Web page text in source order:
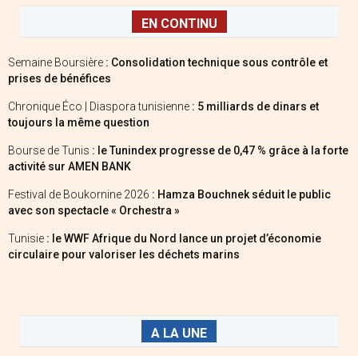
EN CONTINU
Semaine Boursière : Consolidation technique sous contrôle et
prises de bénéfices
Chronique Éco | Diaspora tunisienne : 5 milliards de dinars et
toujours la même question
Bourse de Tunis : le Tunindex progresse de 0,47 % grâce à la forte
activité sur AMEN BANK
Festival de Boukornine 2026 : Hamza Bouchnek séduit le public
avec son spectacle « Orchestra »
Tunisie : le WWF Afrique du Nord lance un projet d’économie
circulaire pour valoriser les déchets marins
A LA UNE